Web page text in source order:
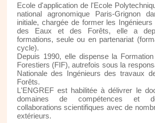
Ecole d'application de l'Ecole
national agronomique Paris-Grignon
initiale, chargée de former les
des Eaux et des Forêts, elle a
formations, seule ou en partenariat
cycle).
Depuis 1990, elle dispense la
Forestiers (FIF), autrefois sous la
Nationale des Ingénieurs des travaux
Forêts.
L'ENGREF est habilitée à délivrer le
domaines de compétences et
collaborations scientifiques avec de
extérieurs.